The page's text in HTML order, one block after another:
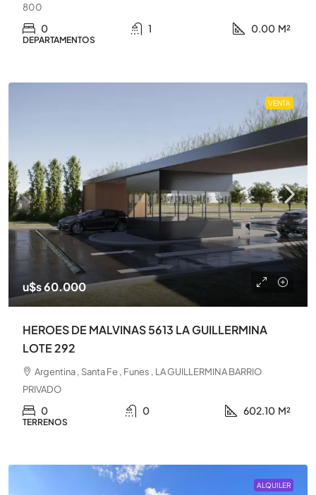
800
0 1 0.00 M²
DEPARTAMENTOS
VENTA
u$s 60.000
HEROES DE MALVINAS 5613 LA GUILLERMINA
LOTE 292
Argentina , Santa Fe , Funes , LA GUILLERMINA BARRIO
PRIVADO
0 0 602.10 M²
TERRENOS
ALQUILER